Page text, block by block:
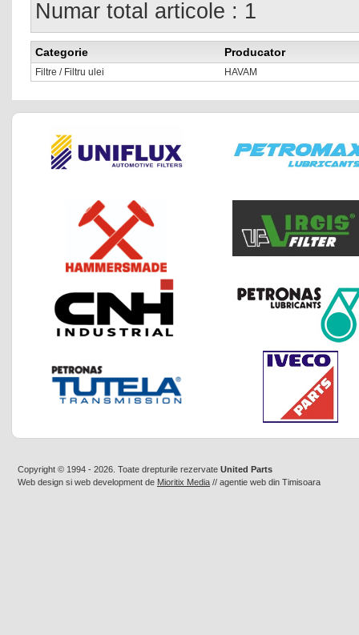
Numar total articole : 1
Categorie Producator
Filtre / Filtru ulei HAVAM
Copyright © 1994 - 2026. Toate drepturile rezervate United Parts
Web design si web development de Mioritix Media // agentie web din Timisoara